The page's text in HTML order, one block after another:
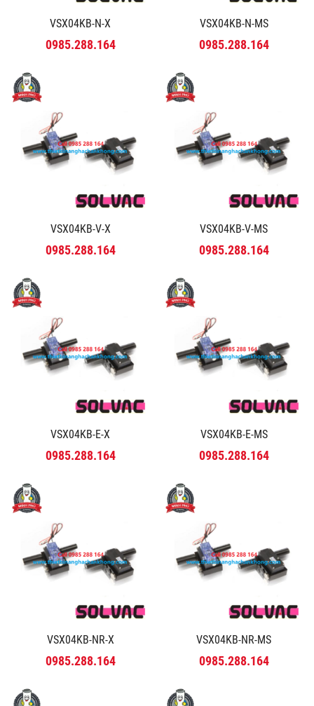
VSX04KB-N-X
0985.288.164
VSX04KB-N-MS
0985.288.164
VSX04KB-V-X
0985.288.164
VSX04KB-V-MS
0985.288.164
VSX04KB-E-X
0985.288.164
VSX04KB-E-MS
0985.288.164
VSX04KB-NR-X
0985.288.164
VSX04KB-NR-MS
0985.288.164